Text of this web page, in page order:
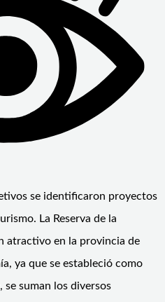
se identificaron proyectos
La Reserva de la
atractivo en la provincia de
ya que se estableció como
suman los diversos